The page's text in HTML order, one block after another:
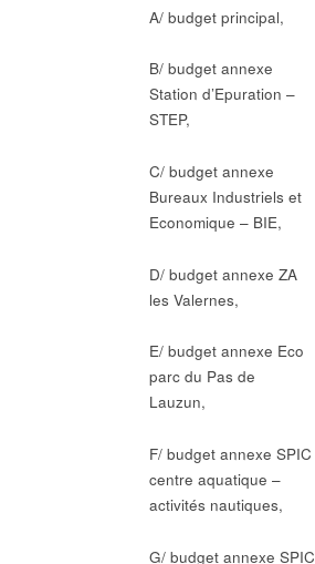
A/ budget principal,
B/ budget annexe
Station d’Epuration –
STEP,
C/ budget annexe
Bureaux Industriels et
Economique – BIE,
D/ budget annexe ZA
les Valernes,
E/ budget annexe Eco
parc du Pas de
Lauzun,
F/ budget annexe SPIC
centre aquatique –
activités nautiques,
G/ budget annexe SPIC